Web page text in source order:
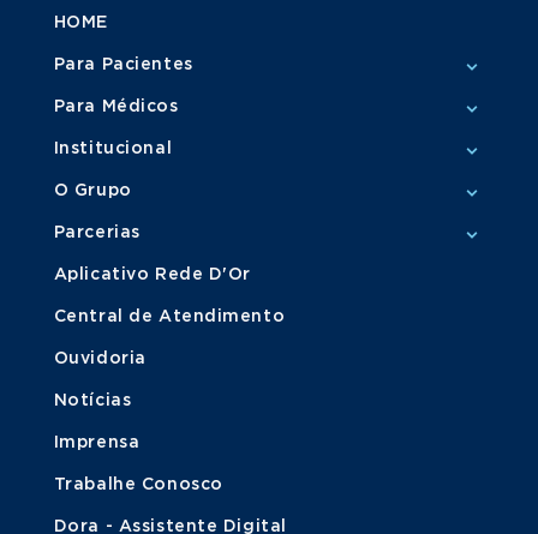
HOME
Para Pacientes
Para Médicos
Institucional
O Grupo
Parcerias
Aplicativo Rede D'Or
Central de Atendimento
Ouvidoria
Notícias
Imprensa
Trabalhe Conosco
Dora - Assistente Digital